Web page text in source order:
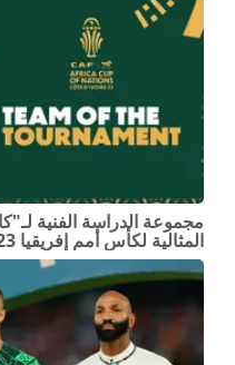
مجموعة الدراسة الفنية
المثالية لكأس أمم إفريقيا 2023 كوت ديفوار توتال إنيرجيز